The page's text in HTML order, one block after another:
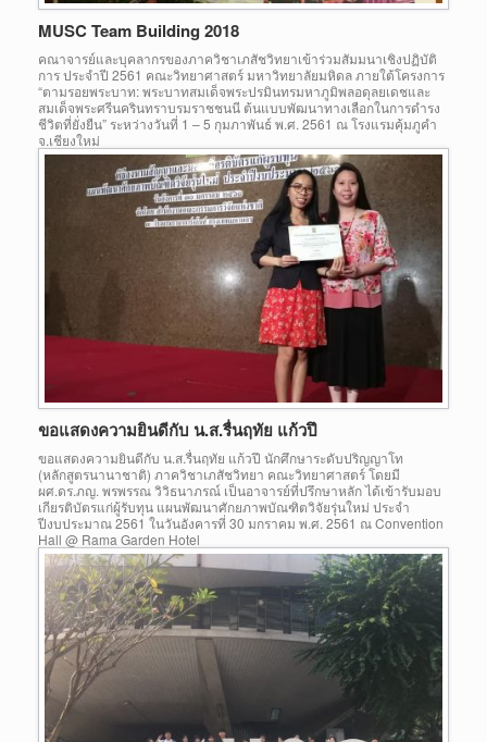
MUSC Team Building 2018
คณาจารย์และบุคลากรของภาควิชาเภสัชวิทยาเข้าร่วมสัมมนาเชิงปฏิบัติ
การ ประจำปี 2561 คณะวิทยาศาสตร์ มหาวิทยาลัยมหิดล ภายใต้โครงการ
“ตามรอยพระบาท: พระบาทสมเด็จพระปรมินทรมหาภูมิพลอดุลยเดชและ
สมเด็จพระศรีนครินทราบรมราชชนนี ต้นแบบพัฒนาทางเลือกในการดำรง
ชีวิตที่ยั่งยืน” ระหว่างวันที่ 1 – 5 กุมภาพันธ์ พ.ศ. 2561 ณ โรงแรมคุ้มภูคำ
จ.เชียงใหม่
ขอแสดงความยินดีกับ น.ส.รื่นฤทัย แก้วปึ
ขอแสดงความยินดีกับ น.ส.รื่นฤทัย แก้วปึ นักศึกษาระดับปริญญาโท
(หลักสูตรนานาชาติ) ภาควิชาเภสัชวิทยา คณะวิทยาศาสตร์ โดยมี
ผศ.ดร.ภญ. พรพรรณ วิวิธนาภรณ์ เป็นอาจารย์ที่ปรึกษาหลัก ได้เข้ารับมอบ
เกียรติบัตรแก่ผู้รับทุน แผนพัฒนาศักยภาพบัณฑิตวิจัยรุ่นใหม่ ประจำ
ปีงบประมาณ 2561 ในวันอังคารที่ 30 มกราคม พ.ศ. 2561 ณ Convention
Hall @ Rama Garden Hotel